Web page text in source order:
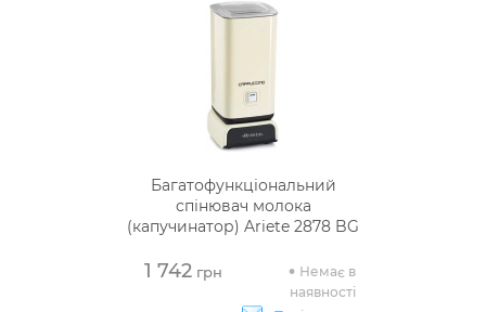
Багатофункціональний
спінювач молока
(капучинатор) Ariete 2878 BG
1 742 грн
Немає в
наявності